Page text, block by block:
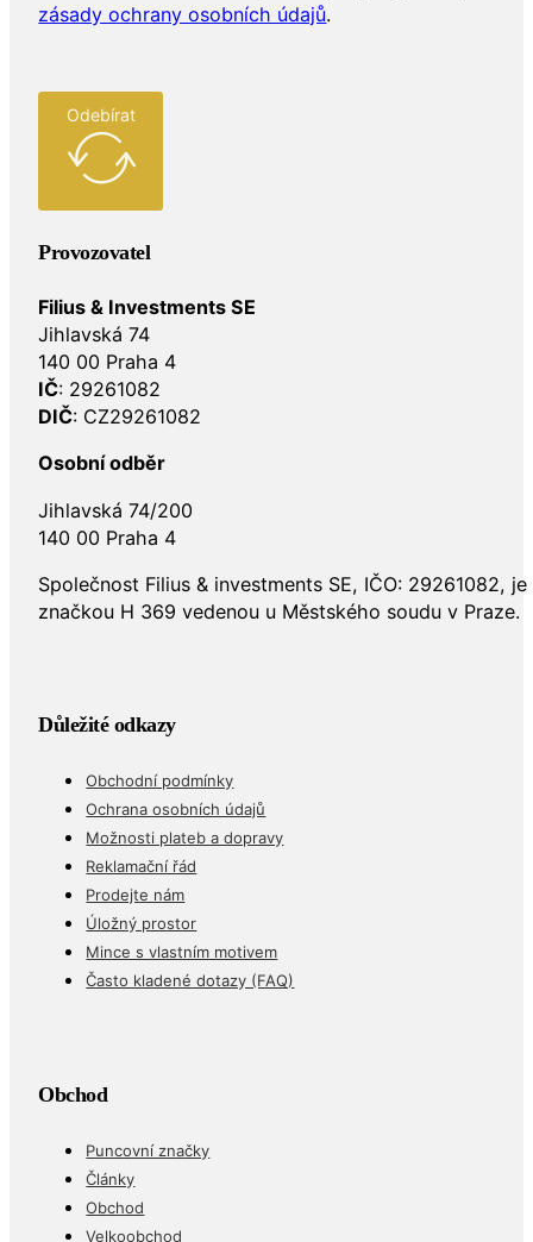
zásady ochrany osobních údajů.
Odebírat
Provozovatel
Filius & Investments SE
Jihlavská 74
140 00 Praha 4
IČ: 29261082
DIČ: CZ29261082
Osobní odběr
Jihlavská 74/200
140 00 Praha 4
Společnost Filius & investments SE, IČO: 29261082,
značkou H 369 vedenou u Městského soudu v Praze.
Důležité odkazy
Obchodní podmínky
Ochrana osobních údajů
Možnosti plateb a dopravy
Reklamační řád
Prodejte nám
Úložný prostor
Mince s vlastním motivem
Často kladené dotazy (FAQ)
Obchod
Puncovní značky
Články
Obchod
Velkoobchod